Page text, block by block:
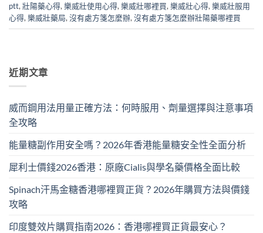
ptt, 壯陽藥心得, 樂威壯使用心得, 樂威壯哪裡買, 樂威壯心得, 樂威壯服用
心得, 樂威壯藥局, 沒有處方箋怎麼辦, 沒有處方箋怎麼辦壯陽藥哪裡買
近期文章
威而鋼用法用量正確方法：何時服用、劑量選擇與注意事項
全攻略
能量糖副作用安全嗎？2026年香港能量糖安全性全面分析
犀利士價錢2026香港：原廠Cialis與學名藥價格全面比較
Spinach汗馬金糖香港哪裡買正貨？2026年購買方法與價錢
攻略
印度雙效片購買指南2026：香港哪裡買正貨最安心？